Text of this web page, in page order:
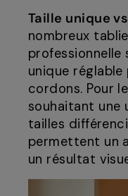
Taille unique
nombreux
unique
cordons. Pour
souhaitant une
tailles
permettent un
un résultat